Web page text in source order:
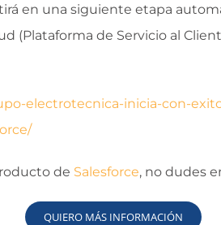
en una siguiente etapa
(Plataforma de Servicio al
electrotecnica-inicia-con-
de Salesforce, no dudes
QUIERO MÁS INFORMACIÓN